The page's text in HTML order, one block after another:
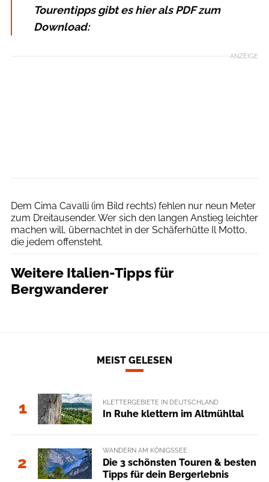
Tourentipps gibt es hier als PDF zum
Download:
ANZEIGE
Dem Cima Cavalli (im Bild rechts) fehlen nur neun Meter
zum Dreitausender. Wer sich den langen Anstieg leichter
machen will, übernachtet in der Schäferhütte Il Motto,
die jedem offensteht.
Weitere Italien-Tipps für
Bergwanderer
MEIST GELESEN
1 KLETTERGEBIETE IN DEUTSCHLAND
In Ruhe klettern im Altmühltal
2
WANDERN AM KÖNIGSSEE
Die 3 schönsten Touren & besten
Tipps für dein Bergerlebnis